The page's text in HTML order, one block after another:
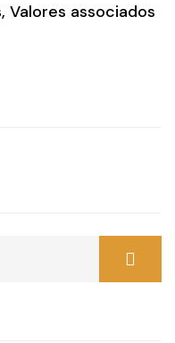
Valores associados